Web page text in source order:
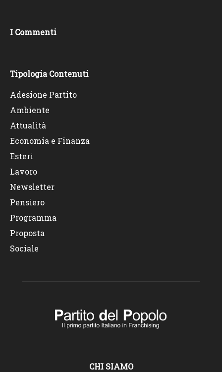
I Commenti
Tipologia Contenuti
Adesione Partito
Ambiente
Attualità
Economia e Finanza
Esteri
Lavoro
Newsletter
Pensiero
Programma
Proposta
Sociale
CHI SIAMO